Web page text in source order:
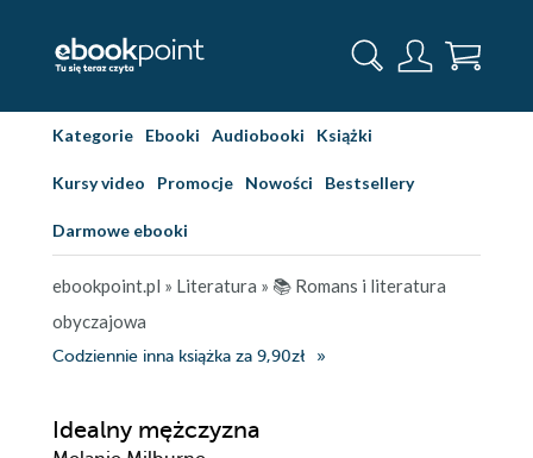
Kategorie Ebooki Audiobooki Książki
Kursy video Promocje Nowości Bestsellery
Darmowe ebooki
ebookpoint.pl » Literatura » 📚 Romans i literatura
obyczajowa
Codziennie inna książka za 9,90zł
Idealny mężczyzna